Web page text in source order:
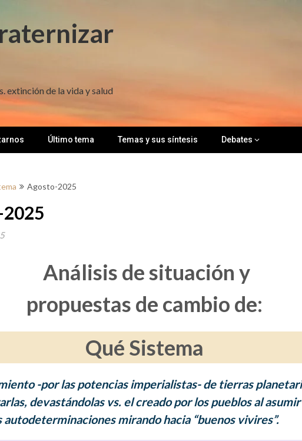
extinción de la vida y salud
Último tema Temas y sus síntesis Debates
Agosto-2025
Análisis de situación y
propuestas de cambio de:
Qué Sistema
-por las potencias imperialistas- de tierras
devastándolas vs. el creado por los pueblos al asumir
mirando hacia “buenos vivires”.